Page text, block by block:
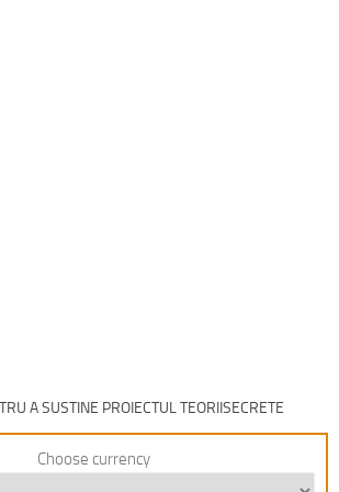
A SUSTINE PROIECTUL TEORIISECRETE
Choose currency